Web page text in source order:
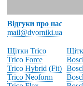
Відгуки про нас
mail@dvorniki.ua
Щітки Trico
Trico Force
Trico Hybrid (Fit)
Trico Neoform